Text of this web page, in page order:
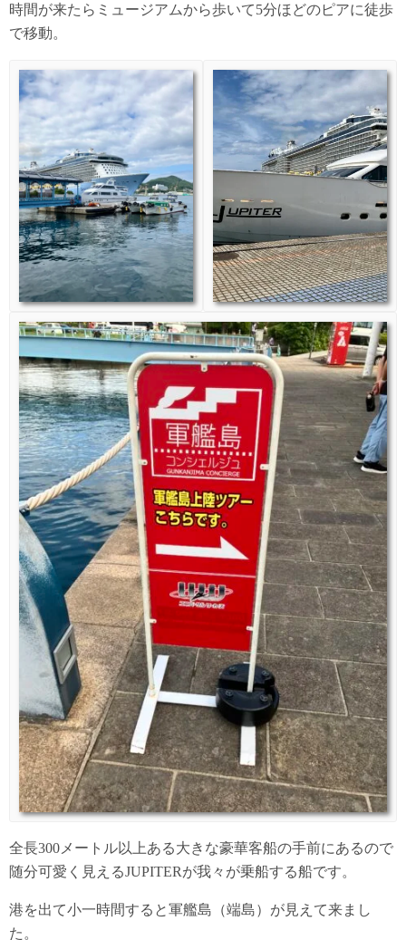
時間が来たらミュージアムから歩いて5分ほどのピアに徒歩
で移動。
全長300メートル以上ある大きな豪華客船の手前にあるので
随分可愛く見えるJUPITERが我々が乗船する船です。
港を出て小一時間すると軍艦島（端島）が見えて来まし
た。